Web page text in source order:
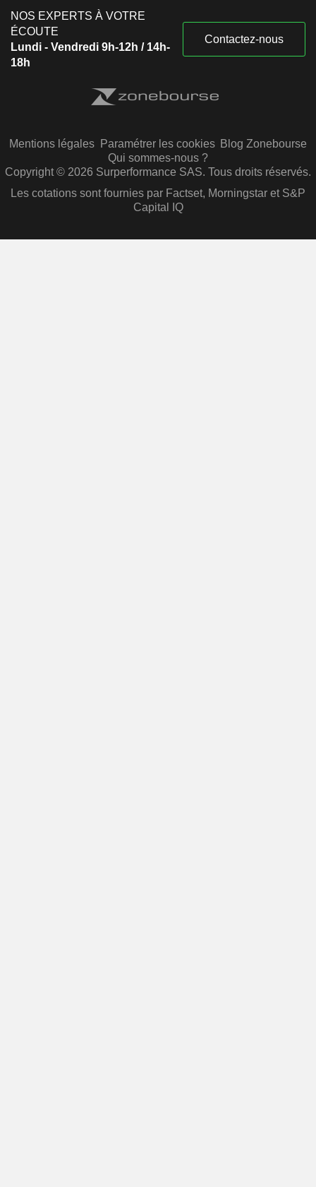
NOS EXPERTS À VOTRE
ÉCOUTE
Lundi - Vendredi 9h-12h / 14h-
18h
Contactez-nous
Mentions légales Paramétrer les cookies Blog Zonebourse
Qui sommes-nous ?
Copyright © 2026 Surperformance SAS. Tous droits réservés.
Les cotations sont fournies par Factset, Morningstar et S&P
Capital IQ